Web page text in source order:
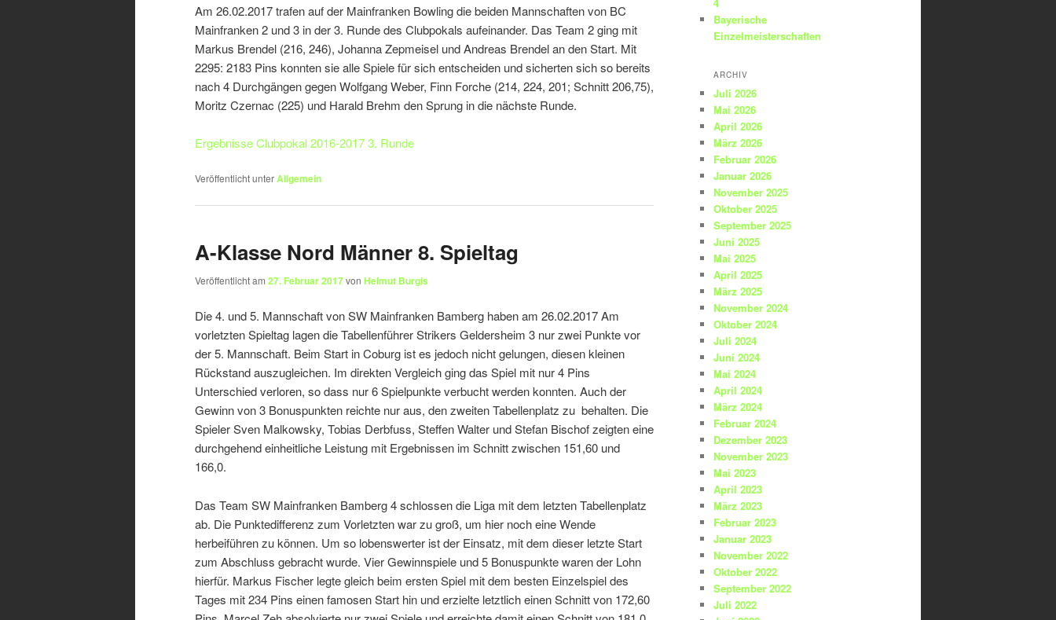
Am 26.02.2017 trafen auf der Mainfranken Bowling die beiden Mannschaften von BC
Mainfranken 2 und 3 in der 3. Runde des Clubpokals aufeinander. Das Team 2 ging mit
Markus Brendel (216, 246), Johanna Zepmeisel und Andreas Brendel an den Start. Mit
2295: 2183 Pins konnten sie alle Spiele für sich entscheiden und sicherten sich so bereits
nach 4 Durchgängen gegen Wolfgang Weber, Finn Forche (214, 224, 201; Schnitt 206,75),
Moritz Czernac (225) und Harald Brehm den Sprung in die nächste Runde.
Ergebnisse Clubpokal 2016-2017 3. Runde
Veröffentlicht unterAllgemein
A-Klasse Nord Männer 8. Spieltag
Veröffentlicht am 27. Februar 2017von Helmut Burgis
Die 4. und 5. Mannschaft von SW Mainfranken Bamberg haben am 26.02.2017 Am
vorletzten Spieltag lagen die Tabellenführer Strikers Geldersheim 3 nur zwei Punkte vor
der 5. Mannschaft. Beim Start in Coburg ist es jedoch nicht gelungen, diesen kleinen
Rückstand auszugleichen. Im direkten Vergleich ging das Spiel mit nur 4 Pins
Unterschied verloren, so dass nur 6 Spielpunkte verbucht werden konnten. Auch der
Gewinn von 3 Bonuspunkten reichte nur aus, den zweiten Tabellenplatz zu behalten. Die
Spieler Sven Malkowsky, Tobias Derbfuss, Steffen Walter und Stefan Bischof zeigten eine
durchgehend einheitliche Leistung mit Ergebnissen im Schnitt zwischen 151,60 und
166,0.
Das Team SW Mainfranken Bamberg 4 schlossen die Liga mit dem letzten Tabellenplatz
ab. Die Punktedifferenz zum Vorletzten war zu groß, um hier noch eine Wende
herbeiführen zu können. Um so lobenswerter ist der Einsatz, mit dem dieser letzte Start
zum Abschluss gebracht wurde. Vier Gewinnspiele und 5 Bonuspunkte waren der Lohn
hierfür. Markus Fischer legte gleich beim ersten Spiel mit dem besten Einzelspiel des
Tages mit 234 Pins einen famosen Start hin und erzielte letztlich einen Schnitt von 172,60
Bayerische
Einzelmeisterschaften
ARCHIV
Juli 2026
Mai 2026
April 2026
März 2026
Februar 2026
Januar 2026
November 2025
Oktober 2025
September 2025
Juni 2025
Mai 2025
April 2025
März 2025
November 2024
Oktober 2024
Juli 2024
Juni 2024
Mai 2024
April 2024
März 2024
Februar 2024
Dezember 2023
November 2023
Mai 2023
April 2023
März 2023
Februar 2023
Januar 2023
November 2022
Oktober 2022
September 2022
Juli 2022